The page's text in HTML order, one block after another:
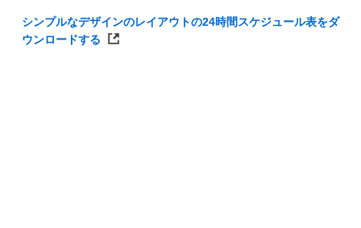
シンプルなデザインのレイアウトの24時間スケジュール表をダ
ウンロードする